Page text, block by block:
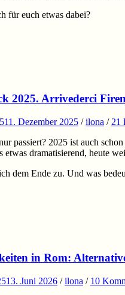
für euch etwas dabei?
2025. Arrivederci
11. Dezember 2025 /ilona / 21
passiert? 2025 ist auch
etwas dramatisierend, heute
dem Ende zu. Und was
in Rom:
13. Juni 2026 /ilona / 10